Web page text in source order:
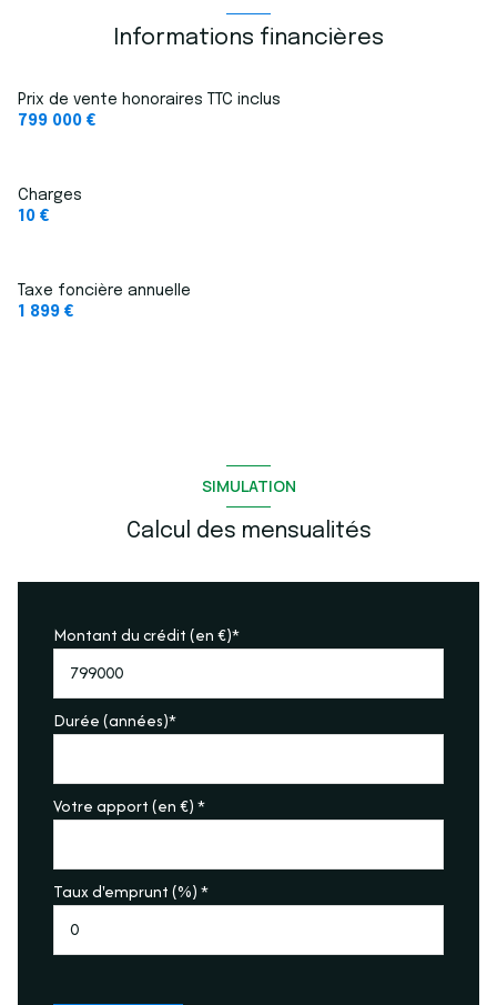
cuisine séparée (équipée)
1 niveau(x)
terrasse
quartier Calme, Résidentiel, Valcros
accès handicapé
Informations financières
Prix de vente honoraires TTC inclus
799 000 €
Charges
10 €
Taxe foncière annuelle
1 899 €
SIMULATION
Calcul des mensualités
Montant du crédit (en €)*
Durée (années)*
Votre apport (en €) *
Taux d'emprunt (%) *